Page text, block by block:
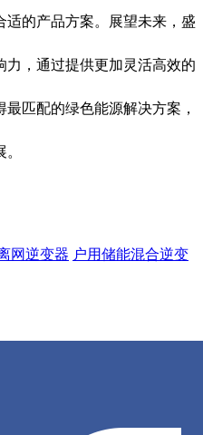
的产品方案。展望未来，盛
，通过提供更加灵活高效的
匹配的绿色能源解决方案，
网逆变器 户用储能混合逆变